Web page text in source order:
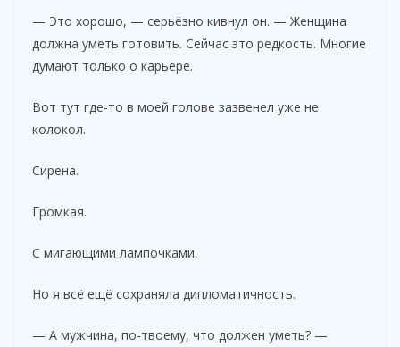
— Это хорошо, — серьёзно кивнул он. — Женщина
должна уметь готовить. Сейчас это редкость. Многие
думают только о карьере.
Вот тут где-то в моей голове зазвенел уже не
колокол.
Сирена.
Громкая.
С мигающими лампочками.
Но я всё ещё сохраняла дипломатичность.
— А мужчина, по-твоему, что должен уметь? —